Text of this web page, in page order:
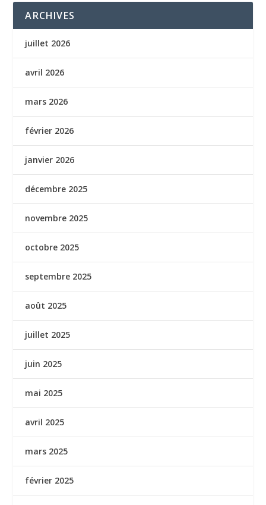
ARCHIVES
juillet 2026
avril 2026
mars 2026
février 2026
janvier 2026
décembre 2025
novembre 2025
octobre 2025
septembre 2025
août 2025
juillet 2025
juin 2025
mai 2025
avril 2025
mars 2025
février 2025